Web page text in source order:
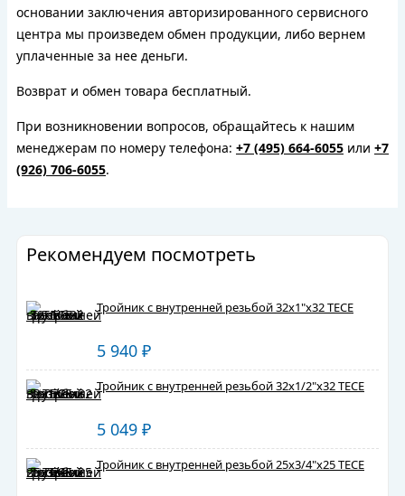
основании заключения авторизированного сервисного
центра мы произведем обмен продукции, либо вернем
уплаченные за нее деньги.
Возврат и обмен товара бесплатный.
При возникновении вопросов, обращайтесь к нашим
менеджерам по номеру телефона: +7 (495) 664-6055 или +7
(926) 706-6055.
Рекомендуем посмотреть
Тройник с внутренней резьбой 32х1"х32 TECE
5 940 ₽
Тройник с внутренней резьбой 32х1/2"х32 TECE
5 049 ₽
Тройник с внутренней резьбой 25х3/4"х25 TECE